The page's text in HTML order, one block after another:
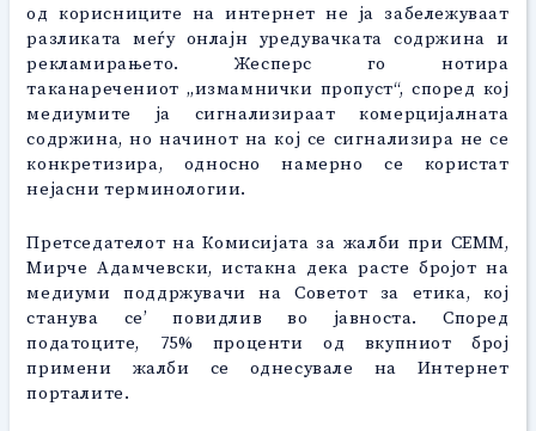
од корисниците на интернет не ја забележуваат
разликата меѓу онлајн уредувачката содржина и
рекламирањето. Жесперс го нотира
таканаречениот „измамнички пропуст“, според кој
медиумите ја сигнализираат комерцијалната
содржина, но начинот на кој се сигнализира не се
конкретизира, односно намерно се користат
нејасни терминологии.
Претседателот на Комисијата за жалби при СЕММ,
Мирче Адамчевски, истакна дека расте бројот на
медиуми поддржувачи на Советот за етика, кој
станува се’ повидлив во јавноста. Според
податоците, 75% проценти од вкупниот број
примени жалби се однесувале на Интернет
порталите.